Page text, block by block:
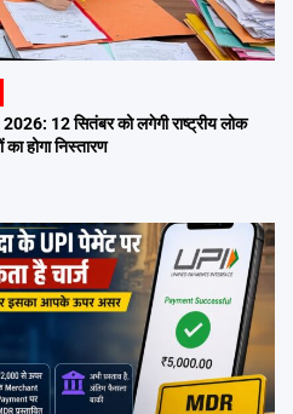
12 सितंबर को लगेगी राष्ट्रीय लोक
होगा निस्तारण